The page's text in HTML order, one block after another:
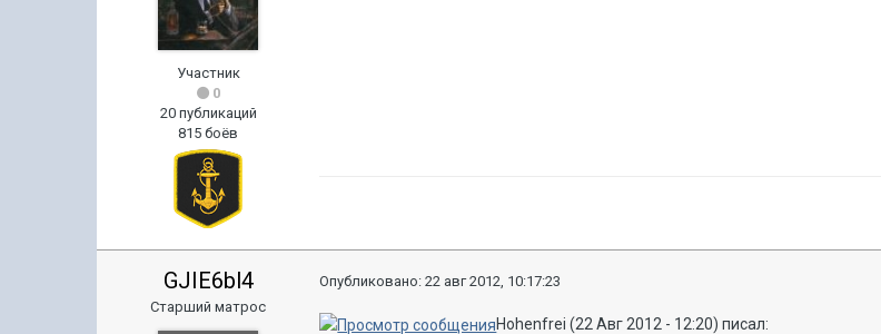
Участник
0
20 публикаций
815 боёв
GJIE6bl4
Старший матрос
Опубликовано:22 авг 2012, 10:17:23
Hohenfrei (22 Авг 2012 - 12:20) писал: